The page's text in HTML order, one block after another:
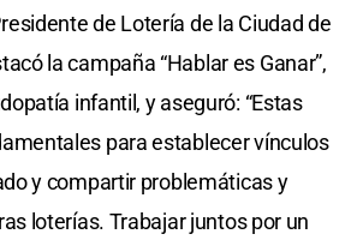
de Lotería de la Ciudad de
la campaña “Hablar es Ganar”,
infantil, y aseguró: “Estas
para establecer vínculos
y compartir problemáticas y
loterías. Trabajar juntos por un